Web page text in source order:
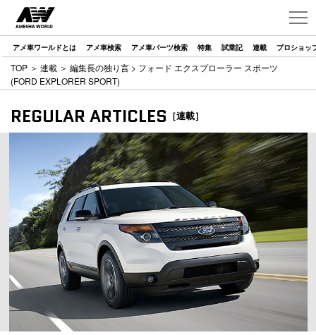
アメ車ワールドとは アメ車検索 アメ車パーツ検索 特集 試乗記 連載 プロショッ
TOP ＞ 連載 ＞ 編集長の独り言 > フォード エクスプローラー スポーツ
(FORD EXPLORER SPORT)
REGULAR ARTICLES ［連載］